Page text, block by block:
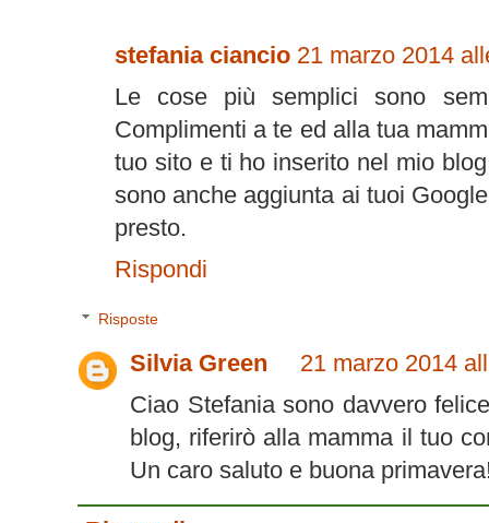
stefania ciancio 21 marzo 2014
Le cose più semplici sono
Complimenti a te ed alla tua
tuo sito e ti ho inserito nel mio
sono anche aggiunta ai tuoi
presto.
Rispondi
Risposte
Silvia Green
21 marzo 2014
Ciao Stefania sono davvero
blog, riferirò alla mamma il tuo
Un caro saluto e buona